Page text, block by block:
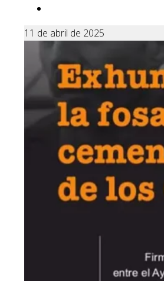
11 de abril de 2025